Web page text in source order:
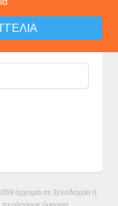
έρχομαι σε ξενοδοχείο ή